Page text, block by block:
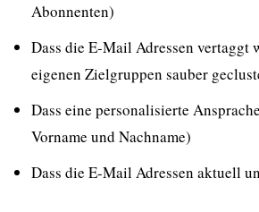
Abonnenten)
Dass die E-Mail Adressen vertaggt
eigenen Zielgruppen sauber
Dass eine personalisierte
Vorname und Nachname)
Dass die E-Mail Adressen aktuell